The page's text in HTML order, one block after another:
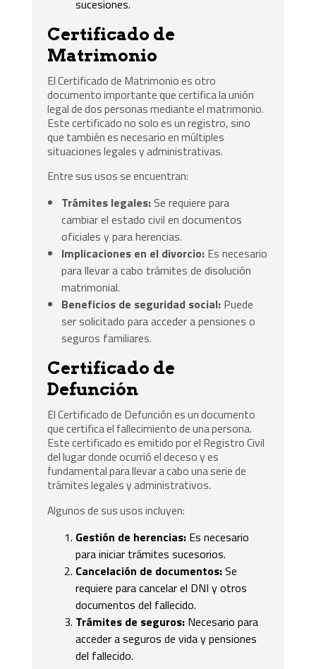
sucesiones.
Certificado de
Matrimonio
El Certificado de Matrimonio es otro
documento importante que certifica la unión
legal de dos personas mediante el matrimonio.
Este certificado no solo es un registro, sino
que también es necesario en múltiples
situaciones legales y administrativas.
Entre sus usos se encuentran:
Trámites legales: Se requiere para
cambiar el estado civil en documentos
oficiales y para herencias.
Implicaciones en el divorcio: Es necesario
para llevar a cabo trámites de disolución
matrimonial.
Beneficios de seguridad social: Puede
ser solicitado para acceder a pensiones o
seguros familiares.
Certificado de
Defunción
El Certificado de Defunción es un documento
que certifica el fallecimiento de una persona.
Este certificado es emitido por el Registro Civil
del lugar donde ocurrió el deceso y es
fundamental para llevar a cabo una serie de
trámites legales y administrativos.
Algunos de sus usos incluyen:
Gestión de herencias: Es necesario
para iniciar trámites sucesorios.
Cancelación de documentos:Se
requiere para cancelar el DNI y otros
documentos del fallecido.
Trámites de seguros: Necesario para
acceder a seguros de vida y pensiones
del fallecido.